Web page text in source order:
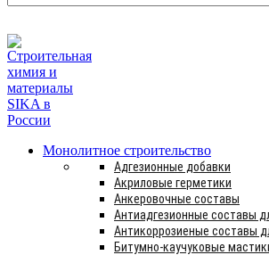
Монолитное строительство
Адгезионные добавки
Акриловые герметики
Анкеровочные составы
Антиадгезионные составы
Антикоррозиеные составы
Битумно-каучуковые